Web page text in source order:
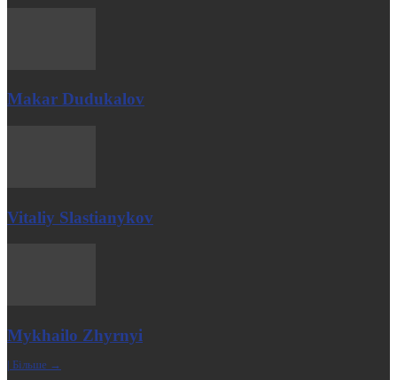
Makar Dudukalov
Vitaliy Slastianykov
Mykhailo Zhyrnyi
| Більше →